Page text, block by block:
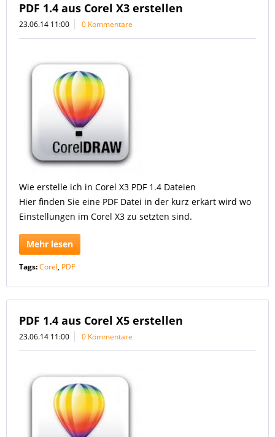
PDF 1.4 aus Corel X3 erstellen
23.06.14 11:00 0 Kommentare
Wie erstelle ich in Corel X3 PDF 1.4 Dateien
Hier finden Sie eine PDF Datei in der kurz erkärt wird wo
Einstellungen im Corel X3 zu setzten sind.
Mehr lesen
Tags:Corel, PDF
PDF 1.4 aus Corel X5 erstellen
23.06.14 11:00 0 Kommentare